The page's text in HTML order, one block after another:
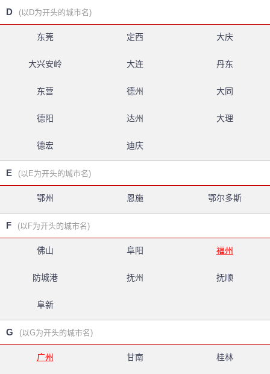
D (以D为开头的城市名)
东莞 定西 大庆
大兴安岭 大连 丹东
东营 德州 大同
德阳 达州 大理
德宏 迪庆
E (以E为开头的城市名)
鄂州 恩施 鄂尔多斯
F (以F为开头的城市名)
佛山 阜阳 福州
防城港 抚州 抚顺
阜新
G (以G为开头的城市名)
广州 甘南 桂林